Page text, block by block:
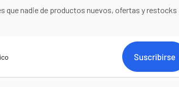
que nadie de productos nuevos, ofertas y restocks
Suscribirse